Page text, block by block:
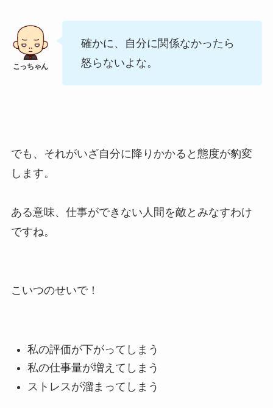
確かに、自分に関係なかったら
怒らないよな。
でも、それがいざ自分に降りかかると態度が豹変
します。
ある意味、仕事ができない人間を敵とみなすわけ
ですね。
こいつのせいで！
私の評価が下がってしまう
私の仕事量が増えてしまう
ストレスが溜まってしまう